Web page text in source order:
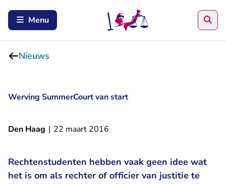
Menu
Nieuws
Werving SummerCourt van start
Den Haag | 22 maart 2016
Rechtenstudenten hebben vaak geen idee wat
het is om als rechter of officier van justitie te